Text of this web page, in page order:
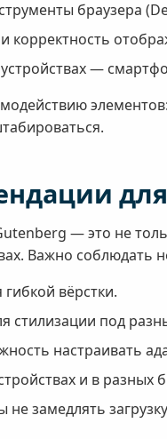
браузера
и корректность
—
— это не
Важно соблюдать
вёрстки.
стилизации под
настраивать
и в разных
не замедлять